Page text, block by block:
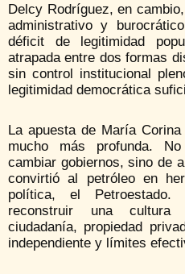
Delcy Rodríguez, en
administrativo y
déficit de legitimidad
atrapada entre dos formas
sin control institucional
legitimidad democrática
La apuesta de María
mucho más profunda.
cambiar gobiernos, sino de
convirtió al petróleo en
política, el
reconstruir una cultura
ciudadanía, propiedad
independiente y límites